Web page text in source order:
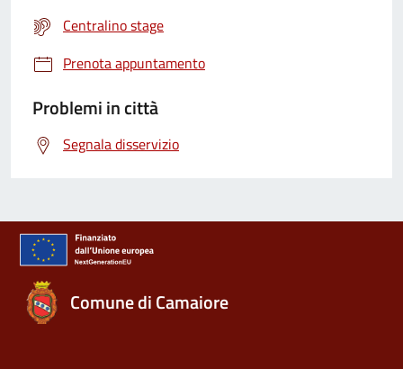
Centralino stage
Prenota appuntamento
Problemi in città
Segnala disservizio
Comune di Camaiore